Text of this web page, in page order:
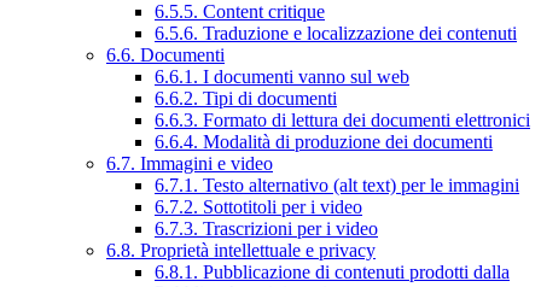
6.5.5. Content critique
6.5.6. Traduzione e localizzazione dei contenuti
6.6. Documenti
6.6.1. I documenti vanno sul web
6.6.2. Tipi di documenti
6.6.3. Formato di lettura dei documenti elettronici
6.6.4. Modalità di produzione dei documenti
6.7. Immagini e video
6.7.1. Testo alternativo (alt text) per le immagini
6.7.2. Sottotitoli per i video
6.7.3. Trascrizioni per i video
6.8. Proprietà intellettuale e privacy
6.8.1. Pubblicazione di contenuti prodotti dalla